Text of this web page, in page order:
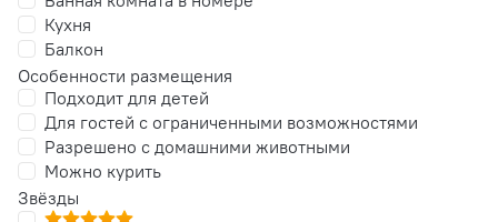
Кухня
Балкон
Особенности размещения
Подходит для детей
Для гостей с ограниченными возможностями
Разрешено с домашними животными
Можно курить
Звёзды